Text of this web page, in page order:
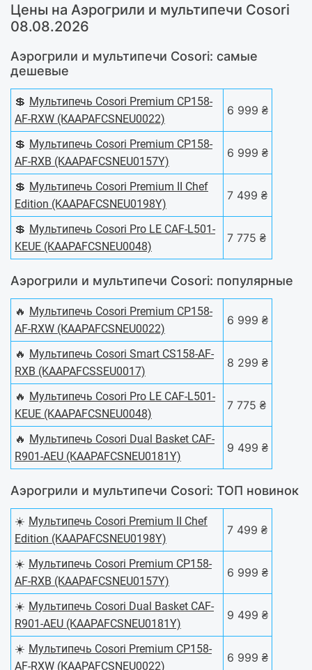
Цены на Аэрогрили и мультипечи Cosori
08.08.2026
Аэрогрили и мультипечи Cosori: самые
дешевые
💲 Мультипечь Cosori Premium CP158-
AF-RXW (КAAPAFCSNEU0022)
6 999 ₴
💲 Мультипечь Cosori Premium CP158-
AF-RXB (KAAPAFCSNEU0157Y)
6 999 ₴
💲 Мультипечь Cosori Premium II Chef
Edition (KAAPAFCSNEU0198Y)
7 499 ₴
💲 Мультипечь Cosori Pro LE CAF-L501-
KEUE (KAAPAFCSNEU0048)
7 775 ₴
Аэрогрили и мультипечи Cosori: популярные
🔥 Мультипечь Cosori Premium CP158-
AF-RXW (КAAPAFCSNEU0022)
6 999 ₴
🔥 Мультипечь Cosori Smart CS158-AF-
RXB (KAAPAFCSSEU0017)
8 299 ₴
🔥 Мультипечь Cosori Pro LE CAF-L501-
KEUE (KAAPAFCSNEU0048)
7 775 ₴
🔥 Мультипечь Cosori Dual Basket CAF-
R901-AEU (KAAPAFCSNEU0181Y)
9 499 ₴
Аэрогрили и мультипечи Cosori: ТОП новинок
☀️ Мультипечь Cosori Premium II Chef
Edition (KAAPAFCSNEU0198Y)
7 499 ₴
☀️ Мультипечь Cosori Premium CP158-
AF-RXB (KAAPAFCSNEU0157Y)
6 999 ₴
☀️ Мультипечь Cosori Dual Basket CAF-
R901-AEU (KAAPAFCSNEU0181Y)
9 499 ₴
☀️ Мультипечь Cosori Premium CP158-
AF-RXW (КAAPAFCSNEU0022)
6 999 ₴